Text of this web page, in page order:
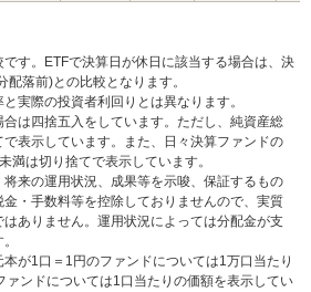
す。ETFで決算日が休日に該当する場合は、決
落前)との比較となります。
実際の投資者利回りとは異なります。
は四捨五入をしています。ただし、純資産総
表示しています。また、日々決算ファンドの
満は切り捨てで表示しています。
来の運用状況、成果等を示唆、保証するもの
・手数料等を控除しておりませんので、実質
ありません。運用状況によっては分配金が支
が1口＝1円のファンドについては1万口当たり
ァンドについては1口当たりの価額を表示してい